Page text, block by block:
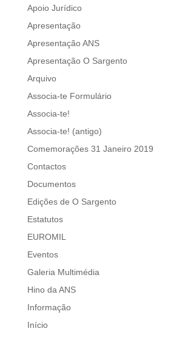
Apoio Jurídico
Apresentação
Apresentação ANS
Apresentação O Sargento
Arquivo
Associa-te Formulário
Associa-te!
Associa-te! (antigo)
Comemorações 31 Janeiro 2019
Contactos
Documentos
Edições de O Sargento
Estatutos
EUROMIL
Eventos
Galeria Multimédia
Hino da ANS
Informação
Início